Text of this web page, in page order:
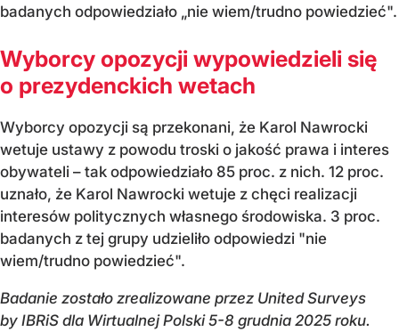
badanych odpowiedziało „nie wiem/trudno powiedzieć".
Wyborcy opozycji wypowiedzieli się
o prezydenckich wetach
Wyborcy opozycji są przekonani, że Karol Nawrocki
wetuje ustawy z powodu troski o jakość prawa i interes
obywateli – tak odpowiedziało 85 proc. z nich. 12 proc.
uznało, że Karol Nawrocki wetuje z chęci realizacji
interesów politycznych własnego środowiska. 3 proc.
badanych z tej grupy udzieliło odpowiedzi "nie
wiem/trudno powiedzieć".
Badanie zostało zrealizowane przez United Surveys
by IBRiS dla Wirtualnej Polski 5-8 grudnia 2025 roku.